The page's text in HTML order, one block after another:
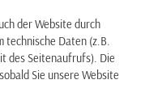
der Website durch
technische Daten (z.B.
des Seitenaufrufs). Die
Sie unsere Website